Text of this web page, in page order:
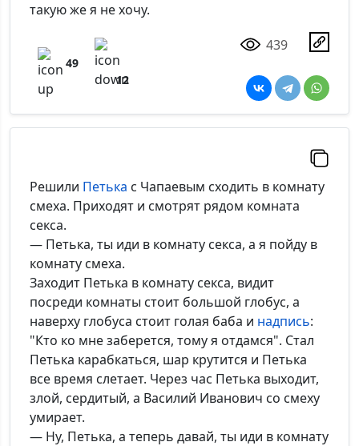
такую же я не хочу.
49
12
439
Решили Петька с Чапаевым сходить в комнату
смеха. Приходят и смотрят рядом комната
секса.
— Петька, ты иди в комнату секса, а я пойду в
комнату смеха.
Заходит Петька в комнату секса, видит
посреди комнаты стоит большой глобус, а
наверху глобуса стоит голая баба и надпись:
"Кто ко мне заберется, тому я отдамся". Стал
Петька карабкаться, шар крутится и Петька
все время слетает. Через час Петька выходит,
злой, сердитый, а Василий Иванович со смеху
умирает.
— Ну, Петька, а теперь давай, ты иди в комнату